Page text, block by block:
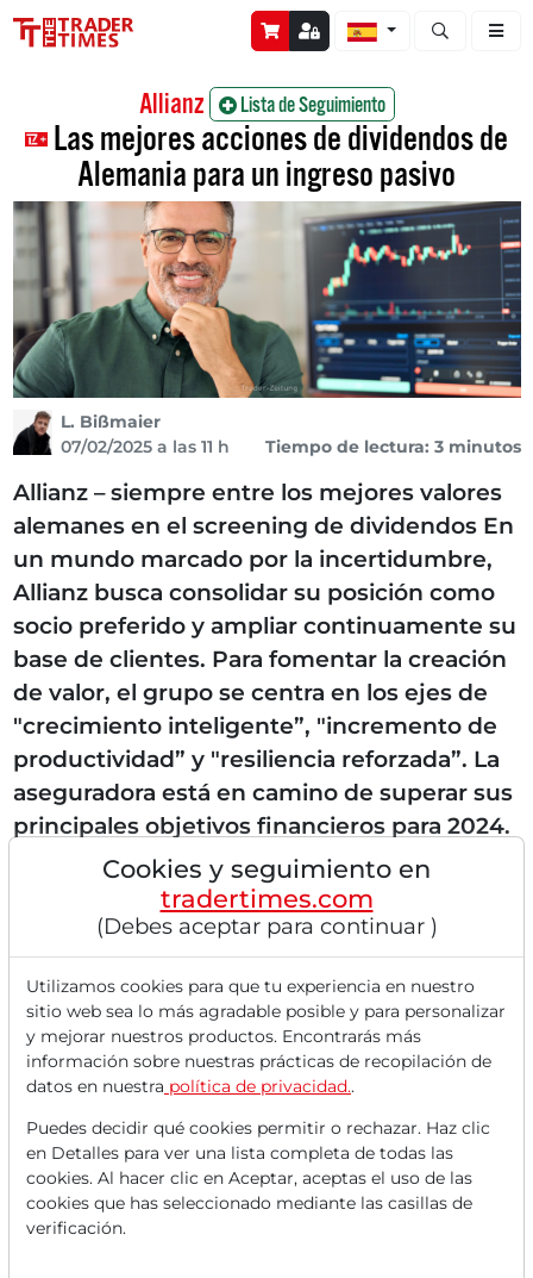
Abrir
Allianz Lista de Seguimiento
Las mejores acciones de dividendos de
Alemania para un ingreso pasivo
L. Bißmaier
07/02/2025 a las 11 h
Tiempo de lectura: 3 minutos
Allianz – siempre entre los mejores valores
alemanes en el screening de dividendos En
un mundo marcado por la incertidumbre,
Allianz busca consolidar su posición como
socio preferido y ampliar continuamente su
base de clientes. Para fomentar la creación
de valor, el grupo se centra en los ejes de
"crecimiento inteligente”, "incremento de
productividad” y "resiliencia reforzada”. La
aseguradora está en camino de superar sus
principales objetivos financieros para 2024.
En este contexto, el grupo ha establecido
nuevos y ambiciosos objetivos...
Lee este artículo ahora con
una cuentaGRATUITA.
Tus beneficios:
Cada mes, puedes leer5 artículos
de la sección premium de forma
gratuita.
Cookies y seguimiento en
tradertimes.com
(Debes aceptar para continuar )
Utilizamos cookies para que tu experiencia en nuestro
sitio web sea lo más agradable posible y para personalizar
y mejorar nuestros productos. Encontrarás más
información sobre nuestras prácticas de recopilación de
datos en nuestra política de privacidad..
Puedes decidir qué cookies permitir o rechazar. Haz clic
en Detalles para ver una lista completa de todas las
cookies. Al hacer clic en Aceptar, aceptas el uso de las
cookies que has seleccionado mediante las casillas de
verificación.